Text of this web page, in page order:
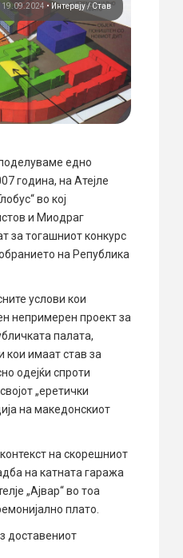
19.09.2024 • Интервју Став
едно
година, на Атејле
во кој
и Миодраг
за тогашниот конкурс
на Република
услови кои
непримерен проект за
палата,
кои имаат став за
одејќи спроти
„еретички
на македонскиот
на скорешниот
на катната гаража
„Ајвар“ во тоа
плато.
доставениот